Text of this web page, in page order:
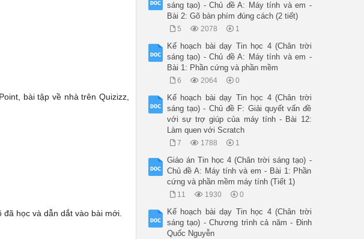
bài tập về nhà trên Quizizz,
học và dẫn dắt vào bài mới.
sáng tạo) - Chủ đề A: Máy tính và em -
Bài 2: Gõ bàn phím đúng cách (2 tiết)
5 2078 1
Kế hoạch bài dạy Tin học 4 (Chân trời
sáng tạo) - Chủ đề A: Máy tính và em -
Bài 1: Phần cứng và phần mềm
6 2064 0
Kế hoạch bài dạy Tin học 4 (Chân trời
sáng tạo) - Chủ đề F: Giải quyết vấn đề
với sự trợ giúp của máy tính - Bài 12:
Làm quen với Scratch
7 1788 1
Giáo án Tin học 4 (Chân trời sáng tạo) -
Chủ đề A: Máy tính và em - Bài 1: Phần
cứng và phần mềm máy tính (Tiết 1)
11 1930 0
Kế hoạch bài dạy Tin học 4 (Chân trời
sáng tạo) - Chương trình cả năm - Đinh
Quốc Nguyễn